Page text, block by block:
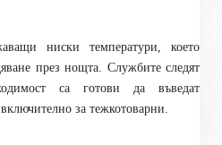
ниски температури, което
през нощта. Службите следят
са готови да въведат
за тежкотоварни.